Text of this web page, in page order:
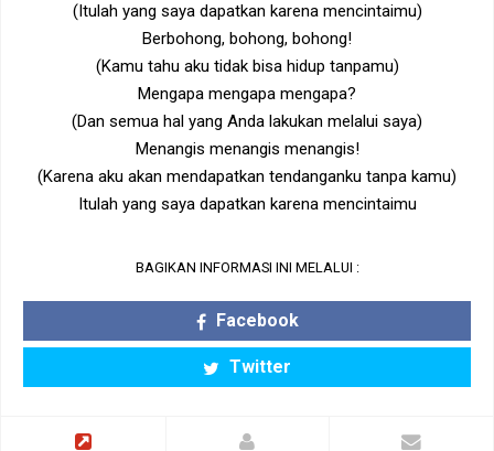
(Itulah yang saya dapatkan karena mencintaimu)
Berbohong, bohong, bohong!
(Kamu tahu aku tidak bisa hidup tanpamu)
Mengapa mengapa mengapa?
(Dan semua hal yang Anda lakukan melalui saya)
Menangis menangis menangis!
(Karena aku akan mendapatkan tendanganku tanpa kamu)
Itulah yang saya dapatkan karena mencintaimu
BAGIKAN INFORMASI INI MELALUI :
Facebook
Twitter